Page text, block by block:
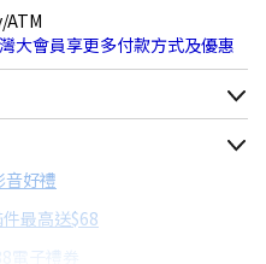
ATM
大會員享更多付款方式及優惠
物車顯示為主
配合銀行/業者
好禮
最高送$68
電子禮券